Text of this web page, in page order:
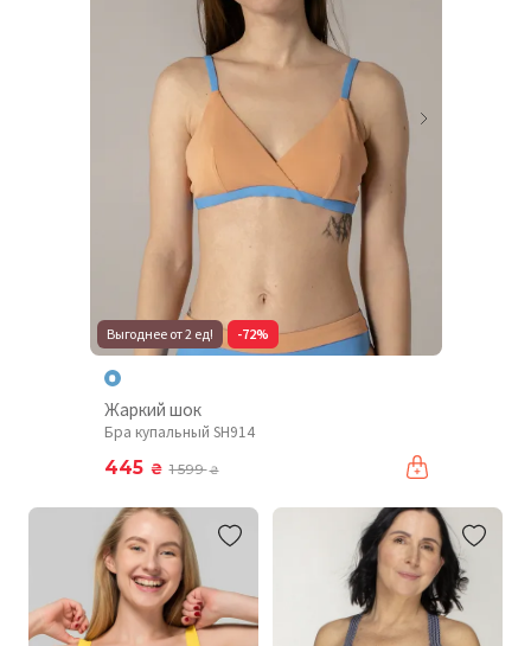
Выгоднее от 2 ед! -72%
Жаркий шок
Бра купальный SH914
445 ₴ 1 599₴